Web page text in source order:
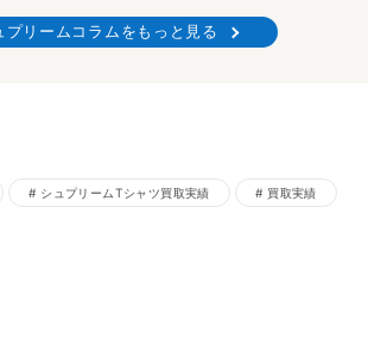
プリームコラムをもっと見る
シュプリームTシャツ買取実績 買取実績